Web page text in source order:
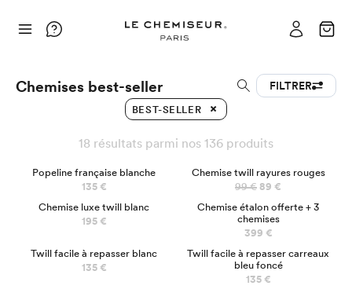
Chemises best-seller FILTRER
BEST-SELLER
18 résultats parmi nos 136 produits
BEST SELLER
Popeline française blanche
135 €
Chemise twill rayures rouges
99 € 89 €
Chemise luxe twill blanc
195 €
Chemise étalon offerte + 3
chemises
399 €
Twill facile à repasser blanc
135 €
Twill facile à repasser carreaux
bleu foncé
135 €